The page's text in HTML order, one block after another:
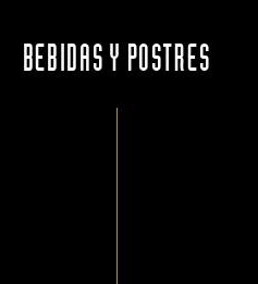
BEBIDAS Y POSTRES